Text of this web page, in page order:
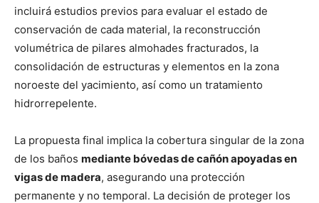
incluirá estudios previos para evaluar el estado de
conservación de cada material, la reconstrucción
volumétrica de pilares almohades fracturados, la
consolidación de estructuras y elementos en la zona
noroeste del yacimiento, así como un tratamiento
hidrorrepelente.
La propuesta final implica la cobertura singular de la zona
de los baños mediante bóvedas de cañón apoyadas en
vigas de madera, asegurando una protección
permanente y no temporal. La decisión de proteger los